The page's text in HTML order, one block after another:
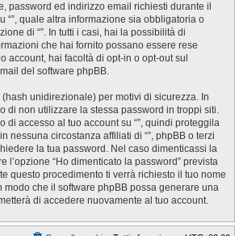
password ed indirizzo email richiesti durante il
“”, quale altra informazione sia obbligatoria o
di “”. In tutti i casi, hai la possibilità di
che hai fornito possano essere rese
account, hai facoltà di opt-in o opt-out sul
del software phpBB.
unidirezionale) per motivi di sicurezza. In
di non utilizzare la stessa password in troppi siti.
di accesso al tuo account su “”, quindi proteggila
nessuna circostanza affiliati di “”, phpBB o terzi
la tua password. Nel caso dimenticassi la
l’opzione “Ho dimenticato la password” prevista
questo procedimento ti verrà richiesto il tuo nome
modo che il software phpBB possa generare una
di accedere nuovamente al tuo account.